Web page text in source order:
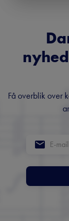
Få overblik over